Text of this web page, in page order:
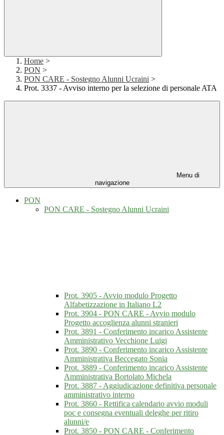
Home >
PON >
PON CARE - Sostegno Alunni Ucraini >
Prot. 3337 - Avviso interno per la selezione di personale ATA
Menu di
navigazione
PON
PON CARE - Sostegno Alunni Ucraini
Prot. 3905 - Avvio modulo Progetto
Alfabetizzazione in Italiano L2
Prot. 3904 - PON CARE - Avvio modulo
Progetto accoglienza alunni stranieri
Prot. 3891 - Conferimento incarico Assistente
Amministrativo Vecchione Luigi
Prot. 3890 - Conferimento incarico Assistente
Amministrativa Beccegato Sonia
Prot. 3889 - Conferimento incarico Assistente
Amministrativa Bortolato Michela
Prot. 3887 - Aggiudicazione definitiva personale
amministrativo interno
Prot. 3860 - Rettifica calendario avvio moduli
poc e consegna eventuali deleghe per ritiro
alunni/e
Prot. 3850 - PON CARE - Conferimento